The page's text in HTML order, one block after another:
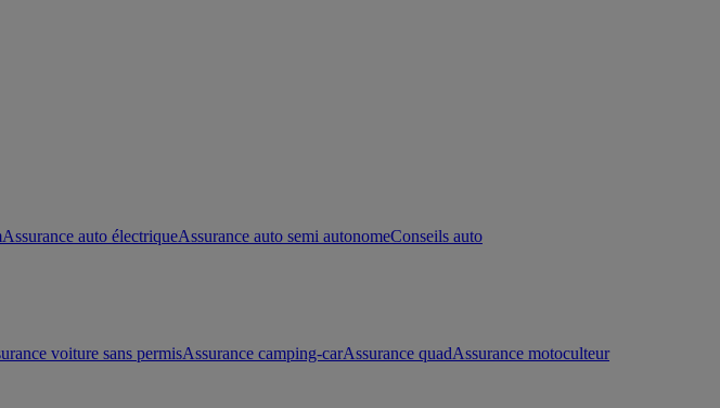
Assurance auto électriqueAssurance auto semi autonomeConseils auto
voiture sans permisAssurance camping-carAssurance quadAssurance motoculteur